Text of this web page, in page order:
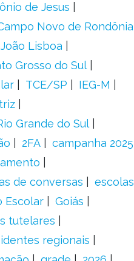
de Jesus
Novo de Rondônia
João Lisboa
Grosso do Sul
TCE/SP
IEG-M
Grande do Sul
2FA
campanha 2025
de conversas
escolas
Escolar
Goiás
tutelares
regionais